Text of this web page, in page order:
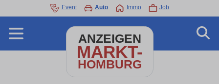
Event Auto Immo Job
ANZEIGEN
MARKT-
HOMBURG